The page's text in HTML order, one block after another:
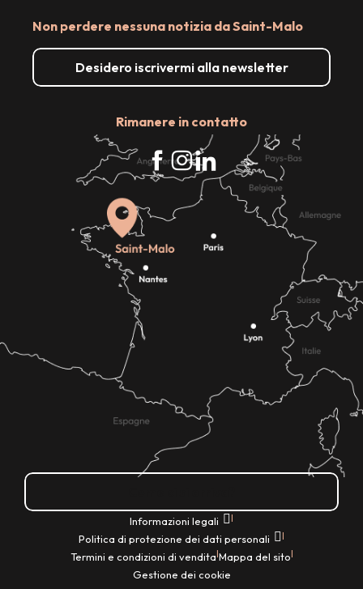
Non perdere nessuna notizia da Saint-Malo
Desidero iscrivermi alla newsletter
Rimanere in contatto
Informazioni legali |
Politica di protezione dei dati personali |
Termini e condizioni di vendita|Mappa del sito|
Gestione dei cookie